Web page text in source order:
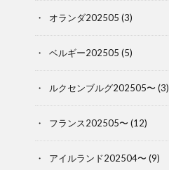
オランダ202505 (3)
ベルギー202505 (5)
ルクセンブルグ202505〜 (3)
フランス202505〜 (12)
アイルランド202504〜 (9)